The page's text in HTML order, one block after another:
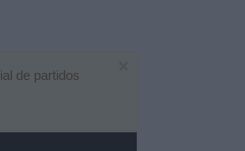
de partidos